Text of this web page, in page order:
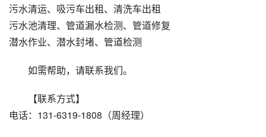
污水清运、吸污车出租、清洗车出租
污水池清理、管道漏水检测、管道修复
潜水作业、潜水封堵、管道检测
如需帮助，请联系我们。
【联系方式】
电话：131-6319-1808（周经理）